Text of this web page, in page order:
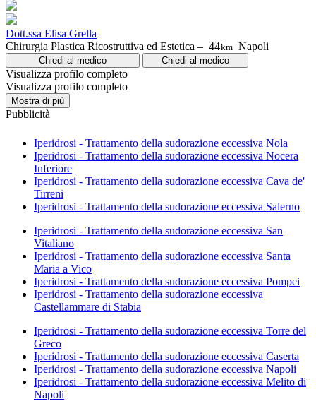
Dott.ssa Elisa Grella
Chirurgia Plastica Ricostruttiva ed Estetica – 44km Napoli
Chiedi al medico Chiedi al medico
Visualizza profilo completo
Visualizza profilo completo
Mostra di più
Pubblicità
Iperidrosi - Trattamento della sudorazione eccessiva Nola
Iperidrosi - Trattamento della sudorazione eccessiva Nocera
Inferiore
Iperidrosi - Trattamento della sudorazione eccessiva Cava de'
Tirreni
Iperidrosi - Trattamento della sudorazione eccessiva Salerno
Iperidrosi - Trattamento della sudorazione eccessiva San
Vitaliano
Iperidrosi - Trattamento della sudorazione eccessiva Santa
Maria a Vico
Iperidrosi - Trattamento della sudorazione eccessiva Pompei
Iperidrosi - Trattamento della sudorazione eccessiva
Castellammare di Stabia
Iperidrosi - Trattamento della sudorazione eccessiva Torre del
Greco
Iperidrosi - Trattamento della sudorazione eccessiva Caserta
Iperidrosi - Trattamento della sudorazione eccessiva Napoli
Iperidrosi - Trattamento della sudorazione eccessiva Melito di
Napoli